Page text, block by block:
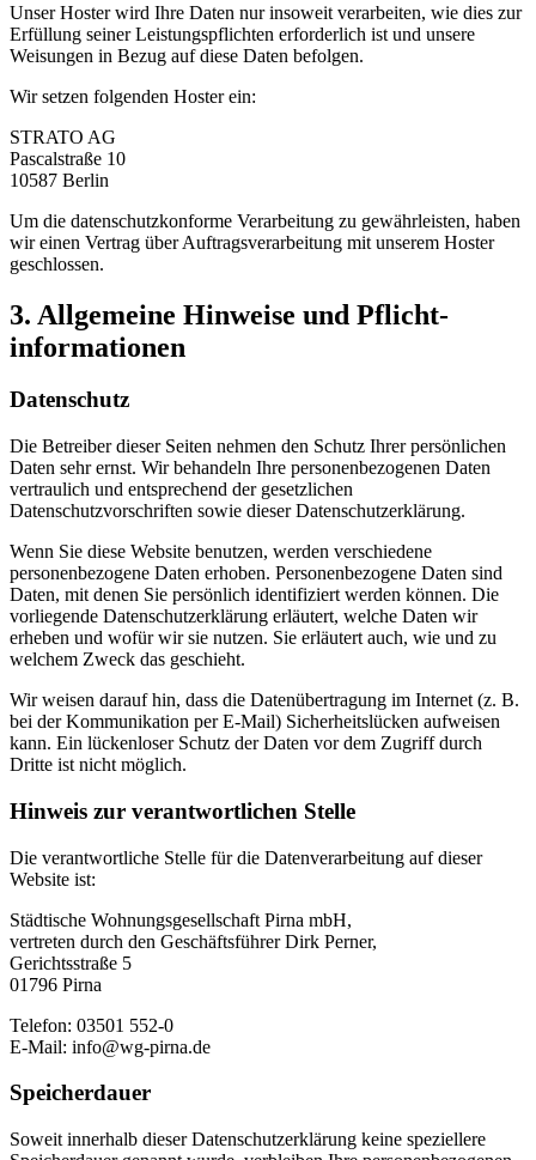
Unser Hoster wird Ihre Daten nur insoweit verarbeiten, wie dies zur
Erfüllung seiner Leistungspflichten erforderlich ist und unsere
Weisungen in Bezug auf diese Daten befolgen.
Wir setzen folgenden Hoster ein:
STRATO AG
Pascalstraße 10
10587 Berlin
Um die datenschutzkonforme Verarbeitung zu gewährleisten, haben
wir einen Vertrag über Auftragsverarbeitung mit unserem Hoster
geschlossen.
3. Allgemeine Hinweise und Pflicht­
informationen
Datenschutz
Die Betreiber dieser Seiten nehmen den Schutz Ihrer persönlichen
Daten sehr ernst. Wir behandeln Ihre personenbezogenen Daten
vertraulich und entsprechend der gesetzlichen
Datenschutzvorschriften sowie dieser Datenschutzerklärung.
Wenn Sie diese Website benutzen, werden verschiedene
personenbezogene Daten erhoben. Personenbezogene Daten sind
Daten, mit denen Sie persönlich identifiziert werden können. Die
vorliegende Datenschutzerklärung erläutert, welche Daten wir
erheben und wofür wir sie nutzen. Sie erläutert auch, wie und zu
welchem Zweck das geschieht.
Wir weisen darauf hin, dass die Datenübertragung im Internet (z. B.
bei der Kommunikation per E-Mail) Sicherheitslücken aufweisen
kann. Ein lückenloser Schutz der Daten vor dem Zugriff durch
Dritte ist nicht möglich.
Hinweis zur verantwortlichen Stelle
Die verantwortliche Stelle für die Datenverarbeitung auf dieser
Website ist:
Städtische Wohnungsgesellschaft Pirna mbH,
vertreten durch den Geschäftsführer Dirk Perner,
Gerichtsstraße 5
01796 Pirna
Telefon: 03501 552-0
E-Mail: info@wg-pirna.de
Speicherdauer
Soweit innerhalb dieser Datenschutzerklärung keine speziellere